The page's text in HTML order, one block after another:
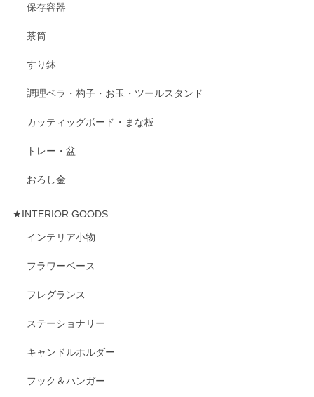
保存容器
茶筒
すり鉢
調理ベラ・杓子・お玉・ツールスタンド
カッティッグボード・まな板
トレー・盆
おろし金
★INTERIOR GOODS
インテリア小物
フラワーベース
フレグランス
ステーショナリー
キャンドルホルダー
フック＆ハンガー